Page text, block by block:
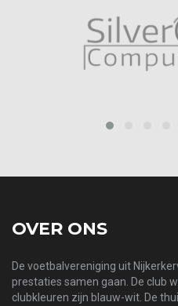
OVER ONS
De voetbalvereniging uit
prestaties samen gaan. De club
clubkleuren zijn blauw-wit. De